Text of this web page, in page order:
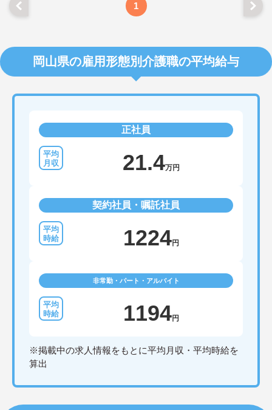
1
岡山県の雇用形態別介護職の平均給与
正社員
21.4万円
契約社員・嘱託社員
1224円
非常勤・パート・アルバイト
1194円
※掲載中の求人情報をもとに平均月収・平均時給を
算出